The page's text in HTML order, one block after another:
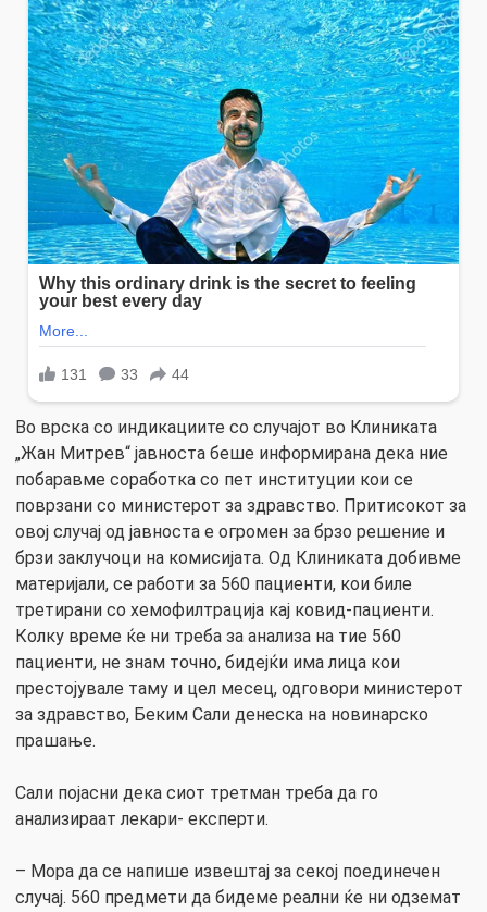
Во врска со индикациите со случајот во Клиниката
„Жан Митрев“ јавноста беше информирана дека ние
побаравме соработка со пет институции кои се
поврзани со министерот за здравство. Притисокот за
овој случај од јавноста е огромен за брзо решение и
брзи заклучоци на комисијата. Од Клиниката добивме
материјали, се работи за 560 пациенти, кои биле
третирани со хемофилтрација кај ковид-пациенти.
Колку време ќе ни треба за анализа на тие 560
пациенти, не знам точно, бидејќи има лица кои
престојувале таму и цел месец, одговори министерот
за здравство, Беким Сали денеска на новинарско
прашање.
Сали појасни дека сиот третман треба да го
анализираат лекари- експерти.
– Мора да се напише извештај за секој поединечен
случај. 560 предмети да бидеме реални ќе ни одземат